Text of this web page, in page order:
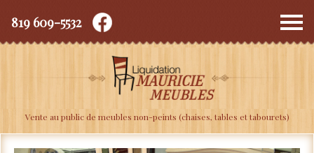
819 609-5532
Vente au public de meubles non-peints (chaises, tables et tabourets)